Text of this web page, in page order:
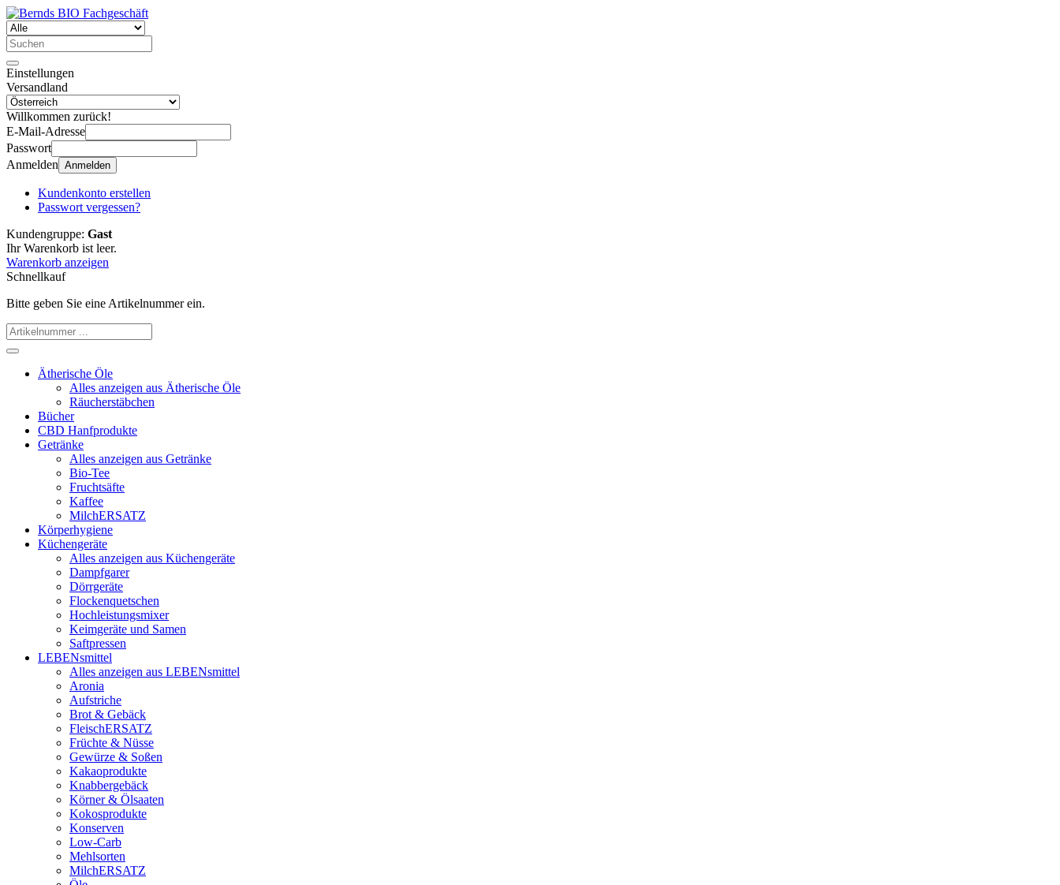
Einstellungen
Versandland
Willkommen zurück!
E-Mail-Adresse
Passwort
Anmelden Anmelden
Kundenkonto erstellen
Passwort vergessen?
Kundengruppe: Gast
Ihr Warenkorb ist leer.
Warenkorb anzeigen
Schnellkauf
Bitte geben Sie eine Artikelnummer ein.
Ätherische Öle
Alles anzeigen aus Ätherische Öle
Räucherstäbchen
Bücher
CBD Hanfprodukte
Getränke
Alles anzeigen aus Getränke
Bio-Tee
Fruchtsäfte
Kaffee
MilchERSATZ
Körperhygiene
Küchengeräte
Alles anzeigen aus Küchengeräte
Dampfgarer
Dörrgeräte
Flockenquetschen
Hochleistungsmixer
Keimgeräte und Samen
Saftpressen
LEBENsmittel
Alles anzeigen aus LEBENsmittel
Aronia
Aufstriche
Brot & Gebäck
FleischERSATZ
Früchte & Nüsse
Gewürze & Soßen
Kakaoprodukte
Knabbergebäck
Körner & Ölsaaten
Kokosprodukte
Konserven
Low-Carb
Mehlsorten
MilchERSATZ